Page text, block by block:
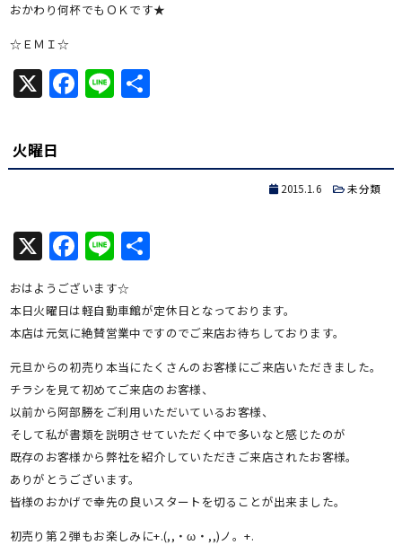
おかわり何杯でもＯＫです★
☆ＥＭＩ☆
X Facebook
Line共
火曜日
2015.1.6 未分類
X Facebook
Line共
おはようございます☆
本日火曜日は軽自動車館が定休日となっております。
本店は元気に絶賛営業中ですのでご来店お待ちしております。
元旦からの初売り本当にたくさんのお客様にご来店いただきました。
チラシを見て初めてご来店のお客様、
以前から阿部勝をご利用いただいているお客様、
そして私が書類を説明させていただく中で多いなと感じたのが
既存のお客様から弊社を紹介していただきご来店されたお客様。
ありがとうございます。
皆様のおかげで幸先の良いスタートを切ることが出来ました。
初売り第２弾もお楽しみに+.(,,・ω・,,)ノ。+.